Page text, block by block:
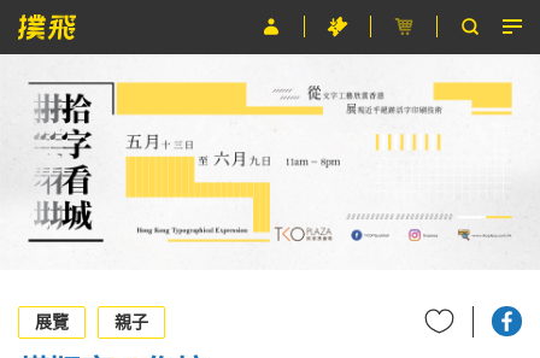
節目
主辦單位
關於撲飛
條款及細則
EN
展覽
親子